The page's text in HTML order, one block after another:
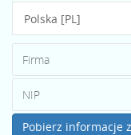
Pobierz informacje